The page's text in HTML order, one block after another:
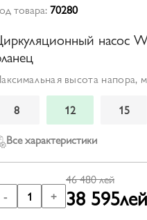
товара:70280
насос
высота напора,
8
12
15
Все характеристики
- 1 +
46 480лей
38 595лей